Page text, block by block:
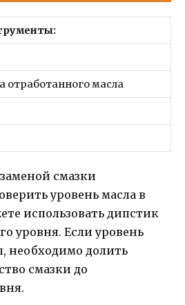
отработанного масла
смазки
уровень масла в
использовать дипстик
уровня. Если уровень
необходимо долить
смазки до